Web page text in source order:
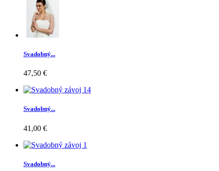
Svadobný...
47,50 €
Svadobný...
41,00 €
Svadobný...